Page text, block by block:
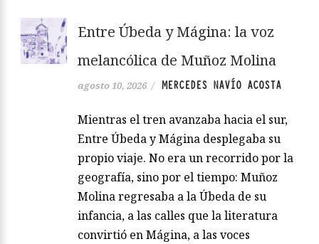
Entre Úbeda y Mágina: la voz
melancólica de Muñoz Molina
agosto 10, 2026 / MERCEDES NAVÍO ACOSTA
Mientras el tren avanzaba hacia el sur,
Entre Úbeda y Mágina desplegaba su
propio viaje. No era un recorrido por la
geografía, sino por el tiempo: Muñoz
Molina regresaba a la Úbeda de su
infancia, a las calles que la literatura
convirtió en Mágina, a las voces